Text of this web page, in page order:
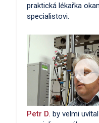
praktická lékařka
specialistovi.
Petr D. by velmi